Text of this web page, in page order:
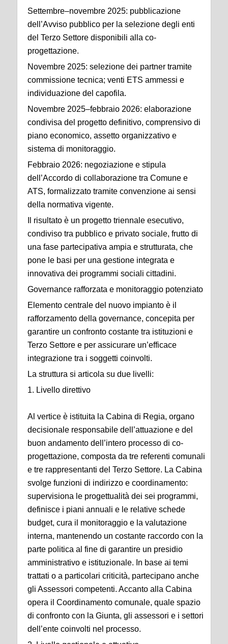
Settembre–novembre 2025: pubblicazione
dell’Avviso pubblico per la selezione degli enti
del Terzo Settore disponibili alla co-
progettazione.
Novembre 2025: selezione dei partner tramite
commissione tecnica; venti ETS ammessi e
individuazione del capofila.
Novembre 2025–febbraio 2026: elaborazione
condivisa del progetto definitivo, comprensivo di
piano economico, assetto organizzativo e
sistema di monitoraggio.
Febbraio 2026: negoziazione e stipula
dell’Accordo di collaborazione tra Comune e
ATS, formalizzato tramite convenzione ai sensi
della normativa vigente.
Il risultato è un progetto triennale esecutivo,
condiviso tra pubblico e privato sociale, frutto di
una fase partecipativa ampia e strutturata, che
pone le basi per una gestione integrata e
innovativa dei programmi sociali cittadini.
Governance rafforzata e monitoraggio potenziato
Elemento centrale del nuovo impianto è il
rafforzamento della governance, concepita per
garantire un confronto costante tra istituzioni e
Terzo Settore e per assicurare un’efficace
integrazione tra i soggetti coinvolti.
La struttura si articola su due livelli:
1. Livello direttivo
Al vertice è istituita la Cabina di Regia, organo
decisionale responsabile dell’attuazione e del
buon andamento dell’intero processo di co-
progettazione, composta da tre referenti comunali
e tre rappresentanti del Terzo Settore. La Cabina
svolge funzioni di indirizzo e coordinamento:
supervisiona le progettualità dei sei programmi,
definisce i piani annuali e le relative schede
budget, cura il monitoraggio e la valutazione
interna, mantenendo un costante raccordo con la
parte politica al fine di garantire un presidio
amministrativo e istituzionale. In base ai temi
trattati o a particolari criticità, partecipano anche
gli Assessori competenti. Accanto alla Cabina
opera il Coordinamento comunale, quale spazio
di confronto con la Giunta, gli assessori e i settori
dell’ente coinvolti nel processo.